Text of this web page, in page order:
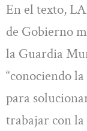
En el texto,
de Gobierno
la Guardia
“conociendo
para
trabajar con